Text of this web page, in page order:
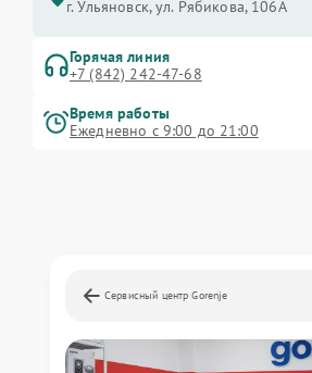
г. Ульяновск, ул. Рябикова, 106А
Горячая линия
+7 (842) 242-47-68
Время работы
Ежедневно с 9:00 до 21:00
Сервисный центр Gorenje